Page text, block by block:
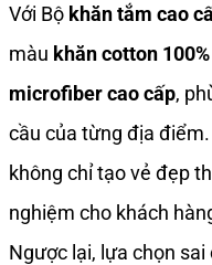
Với Bộ khăn tắm cao
màu khăn cotton
microfiber cao cấp,
cầu của từng địa
không chỉ tạo vẻ đẹp
nghiệm cho khách
Ngược lại, lựa chọn